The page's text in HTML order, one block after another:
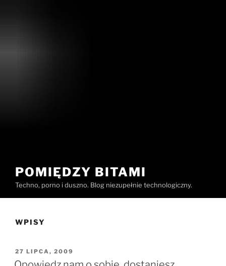
POMIĘDZY BITAMI
Techno, porno i duszno. Blog niezupełnie technologiczny.
WPISY
OPUBLIKOWANE
W
27 LIPCA, 2009